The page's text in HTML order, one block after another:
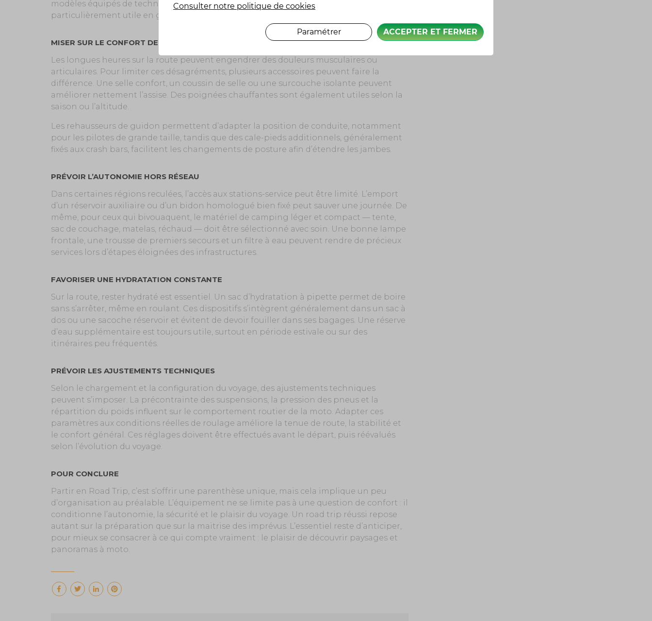
modèles équipés de technologie Mesh offrent une connectivité fluide et stable,
particulièrement utile en groupe.
MISER SUR LE CONFORT DE CONDUITE
Les longues heures sur la route peuvent engendrer des douleurs musculaires ou
articulaires. Pour limiter ces désagréments, plusieurs accessoires peuvent faire la
différence. Une selle confort, un coussin de selle ou une surcouche isolante peuvent
améliorer nettement l’assise. Des poignées chauffantes sont également utiles selon la
saison ou l’altitude.
Les rehausseurs de guidon permettent d’adapter la position de conduite, notamment
pour les pilotes de grande taille, tandis que des cale-pieds additionnels, généralement
fixés aux crash bars, facilitent les changements de posture afin d’étendre les jambes.
PRÉVOIR L’AUTONOMIE HORS RÉSEAU
Dans certaines régions reculées, l’accès aux stations-service peut être limité. L’emport
d’un réservoir auxiliaire ou d’un bidon homologué bien fixé peut sauver une journée. De
même, pour ceux qui bivouaquent, le matériel de camping léger et compact — tente,
sac de couchage, matelas, réchaud — doit être sélectionné avec soin. Une bonne lampe
frontale, une trousse de premiers secours et un filtre à eau peuvent rendre de précieux
services lors d’étapes éloignées des infrastructures.
FAVORISER UNE HYDRATATION CONSTANTE
Sur la route, rester hydraté est essentiel. Un sac d’hydratation à pipette permet de boire
sans s’arrêter, même en roulant. Ces dispositifs s’intègrent généralement dans un sac à
dos ou une sacoche réservoir et évitent de devoir fouiller dans ses bagages. Une réserve
d’eau supplémentaire est toujours utile, surtout en période estivale ou sur des
itinéraires peu fréquentés.
PRÉVOIR LES AJUSTEMENTS TECHNIQUES
Selon le chargement et la configuration du voyage, des ajustements techniques
peuvent s’imposer. La précontrainte des suspensions, la pression des pneus et la
répartition du poids influent sur le comportement routier de la moto. Adapter ces
paramètres aux conditions réelles de roulage améliore la tenue de route, la stabilité et
le confort général. Ces réglages doivent être effectués avant le départ, puis réévalués
selon l’évolution du voyage.
POUR CONCLURE
Partir en Road Trip, c’est s’offrir une parenthèse unique, mais cela implique un peu
d’organisation au préalable. L’équipement ne se limite pas à une question de confort : il
conditionne l’autonomie, la sécurité et le plaisir du voyage. Un road trip réussi repose
autant sur la préparation que sur la maitrise des imprévus. L’essentiel reste d’anticiper,
pour mieux se consacrer à ce qui compte vraiment : l e plaisir de découvrir paysages et
panoramas à moto.
Consulter notre politique de cookies
ACCEPTER ET FERMER
Paramétrer